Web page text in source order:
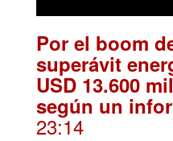
Por el boom
superávit
USD 13.600
según un
23:14